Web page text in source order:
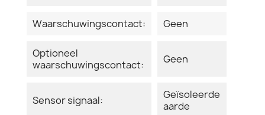
Waarschuwingscontact: Geen
Optioneel
waarschuwingscontact:
Geen
Sensor signaal:
Geïsoleerde
aarde